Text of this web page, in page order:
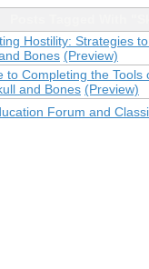
Hostility: Strategies
Bones (Preview)
to Completing the Tools
and Bones (Preview)
Forum and